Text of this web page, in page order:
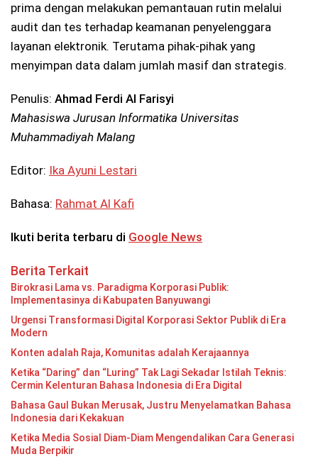
prima dengan melakukan pemantauan rutin melalui
audit dan tes terhadap keamanan penyelenggara
layanan elektronik. Terutama pihak-pihak yang
menyimpan data dalam jumlah masif dan strategis.
Penulis: Ahmad Ferdi Al Farisyi
Mahasiswa Jurusan Informatika Universitas
Muhammadiyah Malang
Editor: Ika Ayuni Lestari
Bahasa: Rahmat Al Kafi
Ikuti berita terbaru di Google News
Berita Terkait
Birokrasi Lama vs. Paradigma Korporasi Publik:
Implementasinya di Kabupaten Banyuwangi
Urgensi Transformasi Digital Korporasi Sektor Publik di Era
Modern
Konten adalah Raja, Komunitas adalah Kerajaannya
Ketika “Daring” dan “Luring” Tak Lagi Sekadar Istilah Teknis:
Cermin Kelenturan Bahasa Indonesia di Era Digital
Bahasa Gaul Bukan Merusak, Justru Menyelamatkan Bahasa
Indonesia dari Kekakuan
Ketika Media Sosial Diam-Diam Mengendalikan Cara Generasi
Muda Berpikir